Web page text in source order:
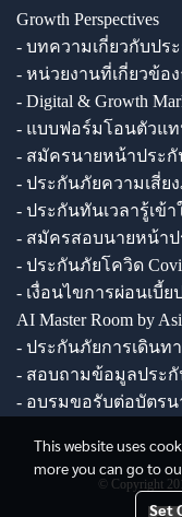
Growth Perspectives
- บทความเกี่ยวกับปร
- หน่วยงานที่เกี่ยวข้อ
- Digital & Growth
- แบบฟอร์มโอนตัวแ
- สมัครนายหน้าประ
- ประกันภัยความเสี่ย
- ประกันทันเวลารู้เข้
- สมัครสอบนายหน้า
- ประกันภัยโควิด
- เงื่อนไขการผ่อนเบี้ย
AI Master Room by
- ประกันภัยการเดินท
- สอบถามข้อมูลประ
- อบรมขอรับต่อบัตร
© Copyright
This website uses
more you can go to
Set